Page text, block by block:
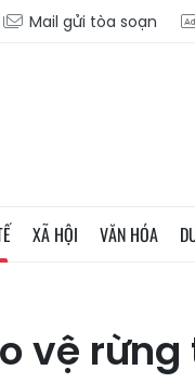
Mail gửi tòa soạn
XÃ HỘI VĂN HÓA
vệ rừng